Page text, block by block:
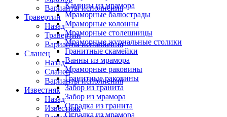
Камины из мрамора
Мраморные балюстрады
Мраморные колонны
Мраморные столешницы
Мраморные журнальные столики
Гранитные скамейки
Ванны из мрамора
Мраморные раковины
Гранитные раковины
Забор из гранита
Забор из мрамора
Оградка из гранита
Оградка из мрамора
Варианты исполнения
Травертин
Назад
Травертин
Варианты исполнения
Сланец
Назад
Сланец
Варианты исполнения
Известняк
Назад
Известняк